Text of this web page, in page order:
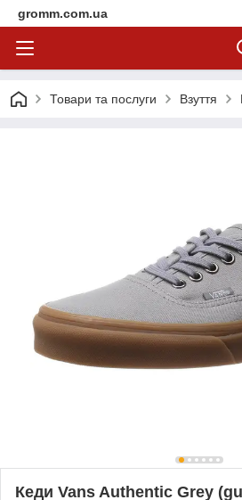
gromm.com.ua
Товари та послуги Взуття
Кеди Vans Authentic Grey